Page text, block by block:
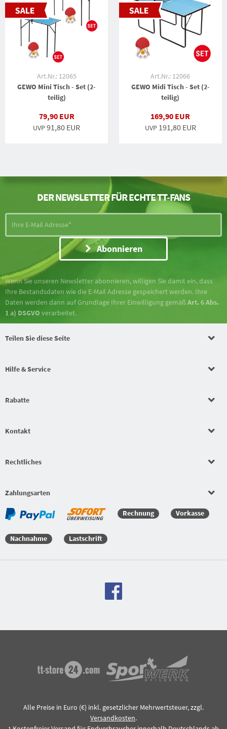
Art.Nr.: 12065
GEWO Mini Tisch - Set (2-
teilig)
79,90 EUR
UVP91,80 EUR
Art.Nr.: 12066
GEWO Midi Tisch - Set (2-
teilig)
169,90 EUR
UVP 191,80 EUR
DER NEWSLETTER FÜR ECHTE TT-FANS
Abonnieren
Wenn Sie unseren Newsletter abonnieren, willigen Sie damit ein, dass
Ihre Bestandsdaten wie die E-Mail Adresse gespeichert werden. Ihre
Daten werden dann auf Grundlage Ihrer Einwilligung gemäßArt. 6 Abs.
1 a) DSGVO verarbeitet.
Teilen Sie diese Seite
Hilfe & Service
Rabatte
Kontakt
Rechtliches
Zahlungsarten
Rechnung Vorkasse
Nachnahme Lastschrift
Alle Preise in Euro (€) inkl. gesetzlicher Mehrwertsteuer, zzgl.
Versandkosten.